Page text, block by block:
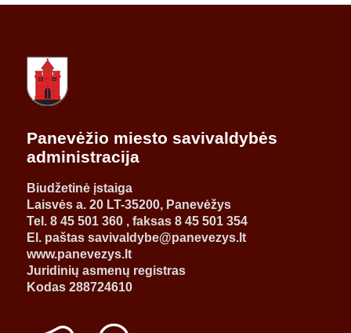
Panevėžio miesto savivaldybės
administracija
Biudžetinė įstaiga
Laisvės a. 20 LT-35200, Panevėžys
Tel. 8 45 501 360 , faksas 8 45 501 354
El. paštas savivaldybe@panevezys.lt
www.panevezys.lt
Juridinių asmenų registras
Kodas 288724610